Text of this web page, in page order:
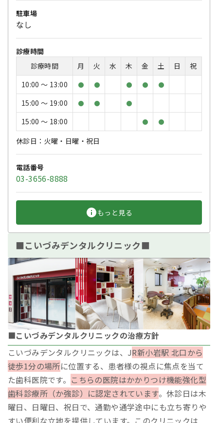
駐車場
なし
診療時間
診療時間
月 火 水 木 金 土 日
祝
10:00 〜 13:00
● ● ● ● ●
15:00 〜 19:00 ● ● ●
15:00 〜 18:00 ● ●
休診日：火曜・日曜・祝日
電話番号
03-3656-8888
もっと見る
■こいづみデンタルクリニック■
■こいづみデンタルクリニックの治療方針
こいづみデンタルクリニックは、JR新小岩駅 北口から
徒歩1分の場所に位置する、患者様の視点に焦点を当て
た歯科医院です。 こちらの医院はかかりつけ機能強化型
歯科診療所（か強診）に認定されています。休診日は木
曜日、日曜日、祝日で、通勤や通学途中にも立ち寄りや
すい便利な立地を提供しています。このクリニックは